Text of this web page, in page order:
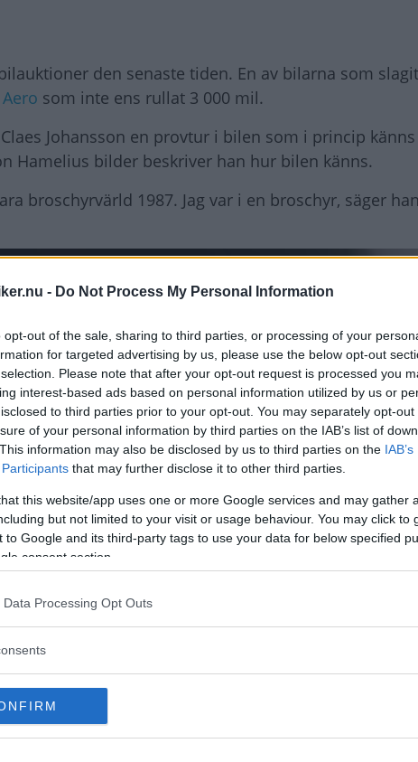
- Do Not Process My Personal Information
opt-out of the sale, sharing to third parties, or processing of your
for targeted advertising by us, please use the below opt-out
Please note that after your opt-out request is processed you
interest-based ads based on personal information utilized by us or
to third parties prior to your opt-out. You may separately opt-out
of your personal information by third parties on the IAB’s list of
information may also be disclosed by us to third parties on the
that may further disclose it to other third parties.
this website/app uses one or more Google services and may gather
but not limited to your visit or usage behaviour. You may click to
to Google and its third-party tags to use your data for below specified
consent section.
Data Processing Opt Outs
den senaste tiden. En av bilarna som slagit
som inte ens rullat 3 000 mil.
Johansson en provtur i bilen som i princip
Hamelius bilder beskriver han hur bilen känns.
broschyrvärld 1987. Jag var i en broschyr, säger